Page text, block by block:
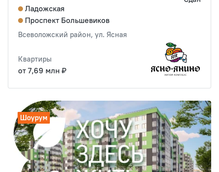
Ладожская
Проспект Большевиков
Всеволожский район, ул. Ясная
Квартиры
от 7,69 млн ₽
Шоурум